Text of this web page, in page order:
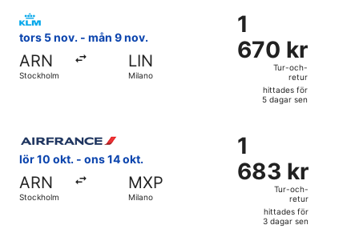
dagar
sen
tors 5 nov. - mån 9 nov.
ARN
Stockholm
LIN
Milano
1
670 kr
Tur-
retur,
hittades
dagar
sen
1
670 kr
Tur-och-
retur
hittades för
5 dagar sen
Välj flyg med KLM, med avresa tors 5 nov. från
lör 10 okt. - ons 14 okt.
ARN
Stockholm
MXP
Milano
1
683 kr
Tur-
retur,
hittades
1
683 kr
Tur-och-
retur
hittades för
3 dagar sen